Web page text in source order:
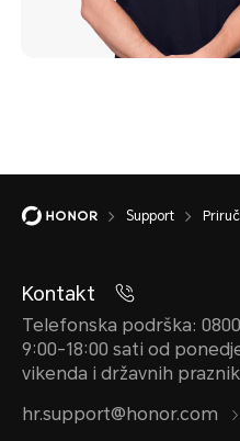
Support
Kontakt
Telefonska podrška:
9:00-18:00 sati od
vikenda i državnih
hr.support@honor.com